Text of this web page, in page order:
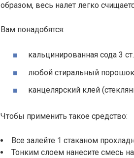
образом, весь налет легко
Вам понадобятся:
кальцинированная сода 3
любой стиральный порошок
канцелярский клей
Чтобы применить такое средство:
Все залейте 1 стаканом
Тонким слоем нанесите смесь